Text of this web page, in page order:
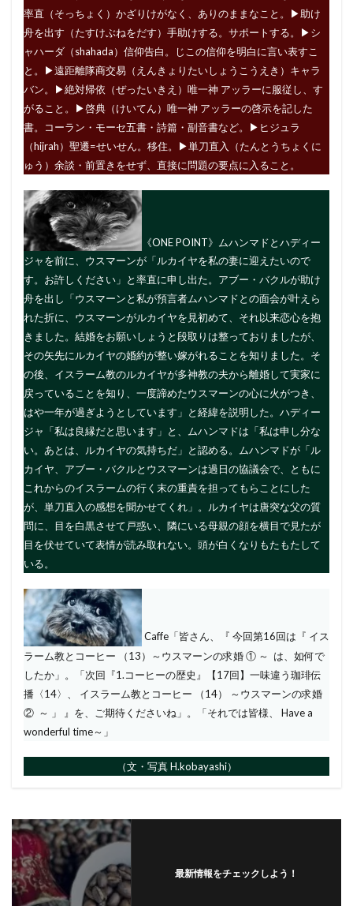
率直（そっちょく）かざりけがなく、ありのままなこと。▶︎助け
舟を出す（たすけぶねをだす）手助けする。サポートする。▶︎シ
ャハーダ（shahada）信仰告白。じこの信仰を明白に言い表すこ
と。▶︎遠距離隊商交易（えんきょりたいしょうこうえき）キャラ
バン。▶︎絶対帰依（ぜったいきえ）唯一神 アッラーに服従し、す
がること。▶︎啓典（けいてん）唯一神 アッラーの啓示を記した
書。コーラン・モーセ五書・詩篇・副音書など。▶︎ヒジュラ
（hijrah）聖遷=せいせん。移住。▶︎単刀直入（たんとうちょくに
ゅう）余談・前置きをせず、直接に問題の要点に入ること。
《ONE POINT》ムハンマドとハディー
ジャを前に、ウスマーンが「ルカイヤを私の妻に迎えたいので
す。お許しください」と率直に申し出た。アブー・バクルが助け
舟を出し「ウスマーンと私が預言者ムハンマドとの面会が叶えら
れた折に、ウスマーンがルカイヤを見初めて、それ以来恋心を抱
きました。結婚をお願いしょうと段取りは整っておりましたが、
その矢先にルカイヤの婚約が整い嫁がれることを知りました。そ
の後、イスラーム教のルカイヤが多神教の夫から離婚して実家に
戻っていることを知り、一度諦めたウスマーンの心に火がつき、
はや一年が過ぎようとしています」と経緯を説明した。ハディー
ジャ「私は良縁だと思います」と、ムハンマドは「私は申し分な
い。あとは、ルカイヤの気持ちだ」と認める。ムハンマドが「ル
カイヤ、アブー・バクルとウスマーンは過日の協議会で、ともに
これからのイスラームの行く末の重責を担ってもらことにした
が、単刀直入の感想を聞かせてくれ」。ルカイヤは唐突な父の質
問に、目を白黒させて戸惑い、隣にいる母親の顔を横目で見たが
目を伏せていて表情が読み取れない。頭が白くなりもたもたして
いる。
Caffe「皆さん、『 今回第16回は『 イス
ラーム教とコーヒー （13）～ウスマーンの求婚 ① ～ は、如何で
したか」。「次回『1.コーヒーの歴史』【17回】一味違う珈琲伝
播〈14〉、 イスラーム教とコーヒー （14） ～ウスマーンの求婚
② ～ 」 』を、ご期待くださいね」。「それでは皆様、 Have a
wonderful time～」
（文・写真 H.kobayashi）
最新情報をチェックしよう！